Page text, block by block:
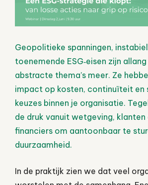
Geopolitieke spanningen,
toenemende ESG‑eisen zijn
abstracte thema’s meer. Ze
impact op kosten, continuïteit en
keuzes binnen je organisatie.
de druk vanuit wetgeving, klanten
financiers om aantoonbaar te
duurzaamheid.
In de praktijk zien we dat veel